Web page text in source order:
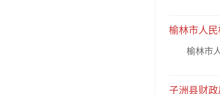
榆林市人
榆林市人
子洲县财